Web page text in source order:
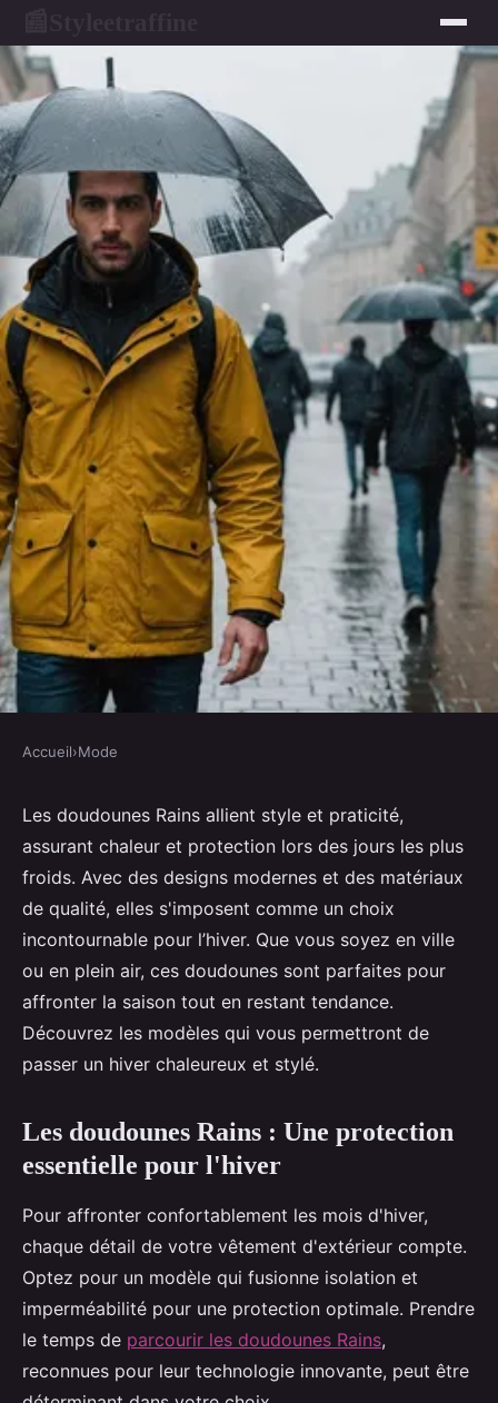
Les incontournables doudounes
rains pour un hiver chaleureux
Robin•15 janvier 2025•4 min de lecture
Accueil›Mode
Les doudounes Rains allient style et praticité,
assurant chaleur et protection lors des jours les plus
froids. Avec des designs modernes et des matériaux
de qualité, elles s'imposent comme un choix
incontournable pour l’hiver. Que vous soyez en ville
ou en plein air, ces doudounes sont parfaites pour
affronter la saison tout en restant tendance.
Découvrez les modèles qui vous permettront de
passer un hiver chaleureux et stylé.
Les doudounes Rains : Une protection
essentielle pour l'hiver
Pour affronter confortablement les mois d'hiver,
chaque détail de votre vêtement d'extérieur compte.
Optez pour un modèle qui fusionne isolation et
imperméabilité pour une protection optimale. Prendre
le temps de parcourir les doudounes Rains,
reconnues pour leur technologie innovante, peut être